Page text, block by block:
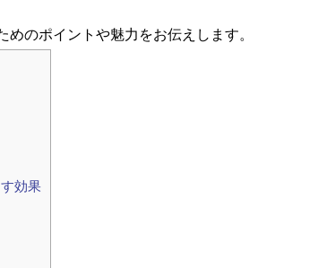
のポイントや魅力をお伝えします。
効果